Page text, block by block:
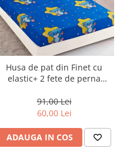
Husa de pat din Finet cu
elastic+ 2 fete de perna
91,00 Lei
60,00 Lei
ADAUGA IN COS